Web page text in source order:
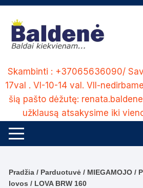
Skip
content
Skambinti : +37065636090/
17val . VI-10-14 val. VII-
šią pašto dėžutę:
užklausą atsakysime iki
Pradžia / Parduotuvė / MIEGAMOJO /
lovos / LOVA BRW 160